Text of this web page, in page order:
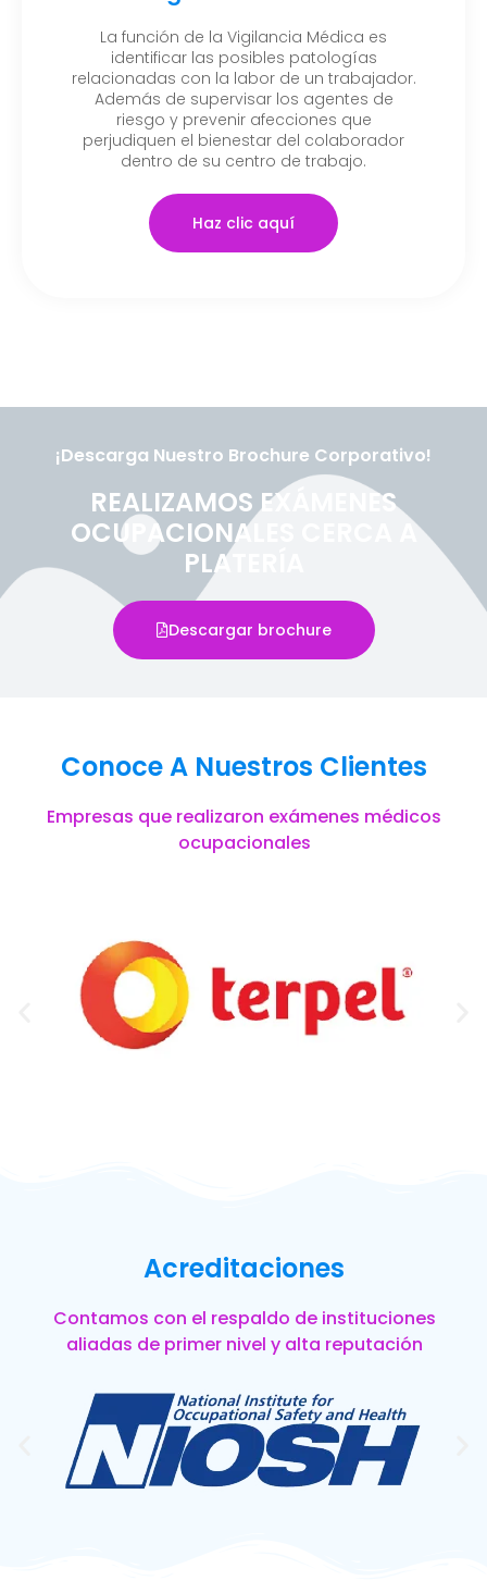
La función de la Vigilancia Médica es
identificar las posibles patologías
relacionadas con la labor de un trabajador.
Además de supervisar los agentes de
riesgo y prevenir afecciones que
perjudiquen el bienestar del colaborador
dentro de su centro de trabajo.
Haz clic aquí
¡Descarga Nuestro Brochure Corporativo!
REALIZAMOS EXÁMENES
OCUPACIONALES CERCA A
PLATERÍA
Descargar brochure
Conoce A Nuestros Clientes
Empresas que realizaron exámenes médicos
ocupacionales
Acreditaciones
Contamos con el respaldo de instituciones
aliadas de primer nivel y alta reputación